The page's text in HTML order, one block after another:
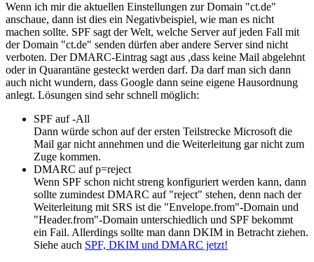
Wenn ich mir die aktuellen Einstellungen zur Domain "ct.de"
anschaue, dann ist dies ein Negativbeispiel, wie man es nicht
machen sollte. SPF sagt der Welt, welche Server auf jeden Fall mit
der Domain "ct.de" senden dürfen aber andere Server sind nicht
verboten. Der DMARC-Eintrag sagt aus ,dass keine Mail abgelehnt
oder in Quarantäne gesteckt werden darf. Da darf man sich dann
auch nicht wundern, dass Google dann seine eigene Hausordnung
anlegt. Lösungen sind sehr schnell möglich:
SPF auf -All
Dann würde schon auf der ersten Teilstrecke Microsoft die
Mail gar nicht annehmen und die Weiterleitung gar nicht zum
Zuge kommen.
DMARC auf p=reject
Wenn SPF schon nicht streng konfiguriert werden kann, dann
sollte zumindest DMARC auf "reject" stehen, denn nach der
Weiterleitung mit SRS ist die "Envelope.from"-Domain und
"Header.from"-Domain unterschiedlich und SPF bekommt
ein Fail. Allerdings sollte man dann DKIM in Betracht ziehen.
Siehe auch SPF, DKIM und DMARC jetzt!